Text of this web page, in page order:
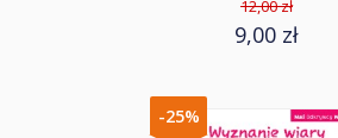
12,00 zł
9,00 zł
-25%